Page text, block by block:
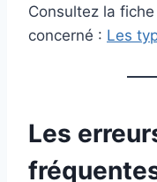
Consultez la
concerné : Les
Les